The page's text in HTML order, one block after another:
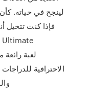
لينجح في حياته.
فإذا كنت تتخيل
الاحترافية